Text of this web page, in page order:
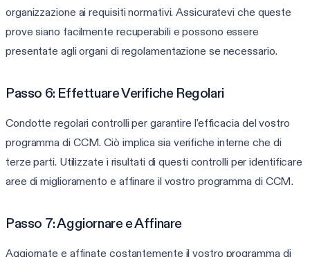
organizzazione ai requisiti normativi. Assicuratevi che queste
prove siano facilmente recuperabili e possono essere
presentate agli organi di regolamentazione se necessario.
Passo 6: Effettuare Verifiche Regolari
Condotte regolari controlli per garantire l'efficacia del vostro
programma di CCM. Ciò implica sia verifiche interne che di
terze parti. Utilizzate i risultati di questi controlli per identificare
aree di miglioramento e affinare il vostro programma di CCM.
Passo 7: Aggiornare e Affinare
Aggiornate e affinate costantemente il vostro programma di